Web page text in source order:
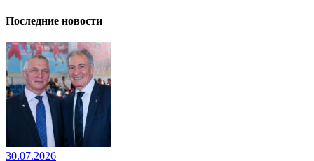
Последние новости
30.07.2026